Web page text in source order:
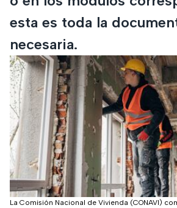
esta es toda la
necesaria.
La Comisión Nacional de Vivienda (CONAVI)